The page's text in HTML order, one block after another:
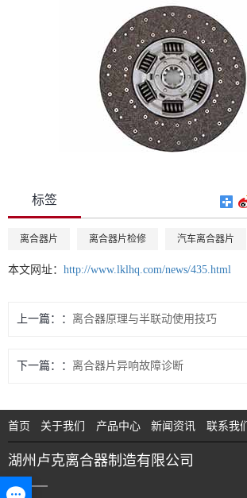
标签
离合器片 离合器片检修 汽车离合器片
本文网址： http://www.lklhq.com/news/435.html
上一篇： 离合器原理与半联动使用技巧
下一篇： 离合器片异响故障诊断
首页 关于我们 产品中心 新闻资讯 联系我们
湖州卢克离合器制造有限公司